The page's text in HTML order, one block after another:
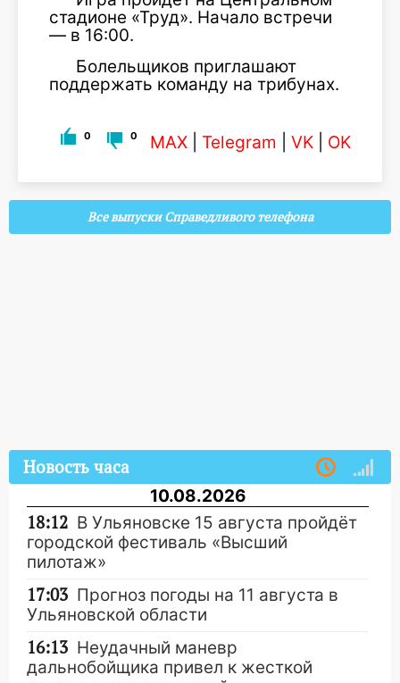
стадионе «Труд». Начало встречи
— в 16:00.
Болельщиков приглашают
поддержать команду на трибунах.
0 0 MAX Telegram VK OK
Все выпуски Справедливого телефона
Новость часа
10.08.2026
18:12 В Ульяновске 15 августа пройдёт
городской фестиваль «Высший
пилотаж»
17:03 Прогноз погоды на 11 августа в
Ульяновской области
16:13 Неудачный маневр
дальнобойщика привел к жесткой